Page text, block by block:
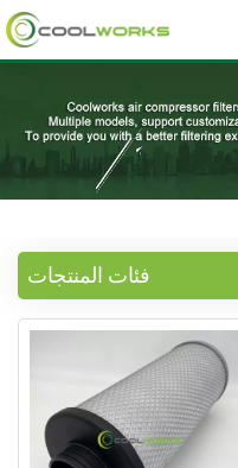
+8613525046291
فئات المنتجات